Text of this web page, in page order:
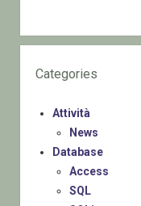
Categories
Attività
News
Database
Access
SQL